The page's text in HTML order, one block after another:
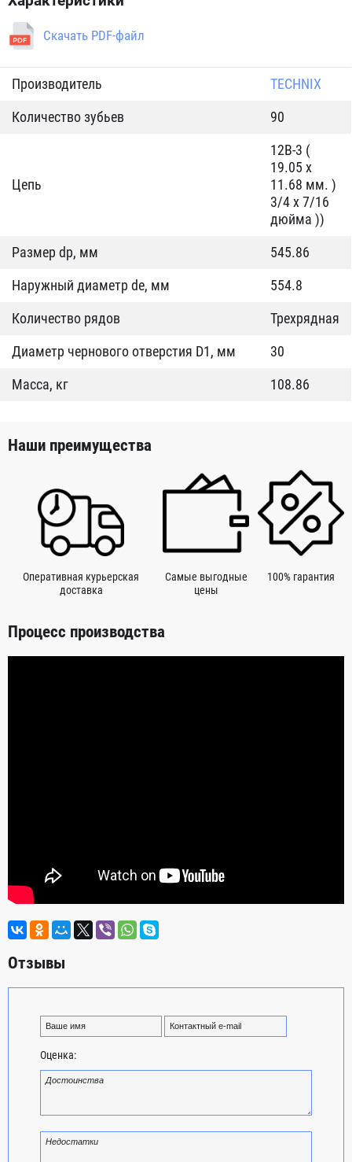
Скачать PDF-файл
Производитель
TECHNIX
Количество зубьев
90
Цепь
12B-3 (
19.05 x
11.68 мм. )
3/4 x 7/16
дюйма ))
Размер dp, мм
545.86
Наружный диаметр de, мм
554.8
Количество рядов
Трехрядная
Диаметр чернового отверстия D1, мм
30
Масса, кг
108.86
Наши преимущества
Оперативная курьерская
доставка
Самые выгодные
цены
100% гарантия
Процесс производства
Отзывы
Оценка: